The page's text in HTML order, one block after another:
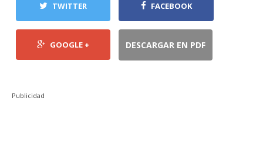
TWITTER FACEBOOK
GOOGLE + DESCARGAR EN PDF
Publicidad